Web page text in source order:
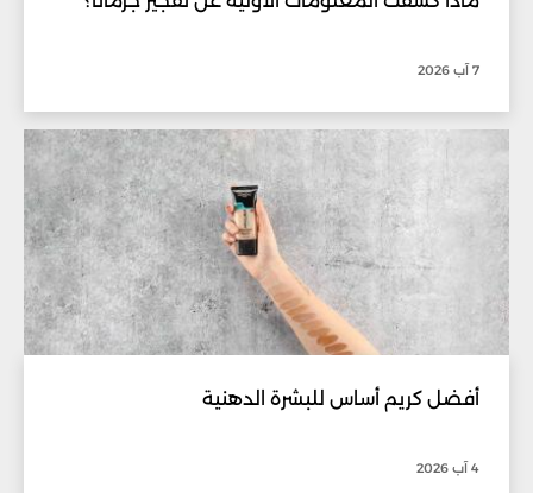
7 آب 2026
أفضل كريم أساس للبشرة الدهنية
4 آب 2026